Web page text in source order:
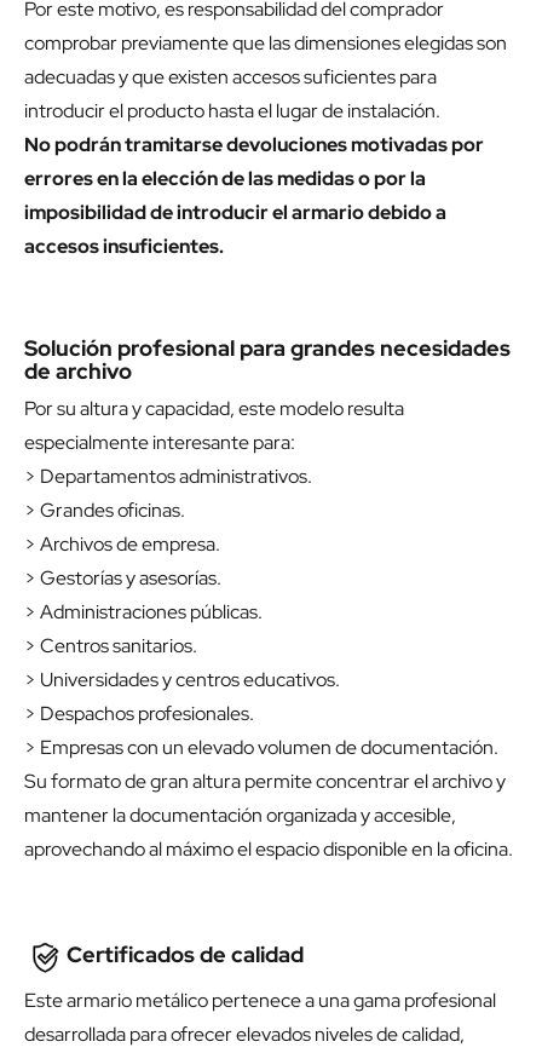
Por este motivo, es responsabilidad del comprador
comprobar previamente que las dimensiones elegidas son
adecuadas y que existen accesos suficientes para
introducir el producto hasta el lugar de instalación.
No podrán tramitarse devoluciones motivadas por
errores en la elección de las medidas o por la
imposibilidad de introducir el armario debido a
accesos insuficientes.
Solución profesional para grandes necesidades
de archivo
Por su altura y capacidad, este modelo resulta
especialmente interesante para:
> Departamentos administrativos.
> Grandes oficinas.
> Archivos de empresa.
> Gestorías y asesorías.
> Administraciones públicas.
> Centros sanitarios.
> Universidades y centros educativos.
> Despachos profesionales.
> Empresas con un elevado volumen de documentación.
Su formato de gran altura permite concentrar el archivo y
mantener la documentación organizada y accesible,
aprovechando al máximo el espacio disponible en la oficina.
Certificados de calidad
Este armario metálico pertenece a una gama profesional
desarrollada para ofrecer elevados niveles de calidad,